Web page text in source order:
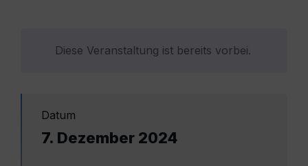
Diese Veranstaltung ist bereits vorbei.
Datum
7. Dezember 2024